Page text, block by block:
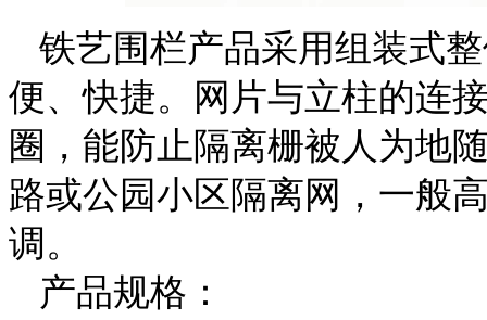
铁艺围栏产品采用组装式
便、快捷。网片与立柱的连
圈，能防止隔离栅被人为地
路或公园小区隔离网，一般
调。
产品规格：